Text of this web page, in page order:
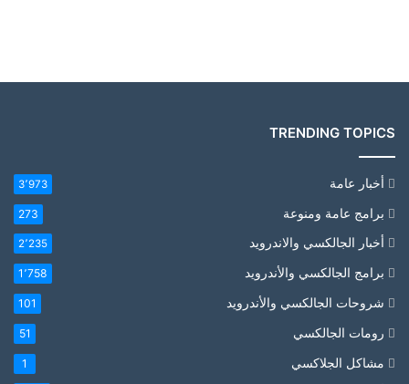
TRENDING TOPICS
أخبار عامة 3٬973
برامج عامة ومنوعة 273
أخبار الجالكسي والاندرويد 2٬235
برامج الجالكسي والأندرويد 1٬758
شروحات الجالكسي والأندرويد 101
رومات الجالكسي 51
مشاكل الجلاكسي 1